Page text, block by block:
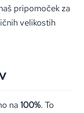
pripomoček za
velikostih
na 100%. To